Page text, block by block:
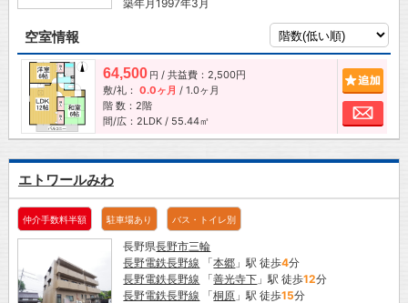
築年月1997年3月
空室情報
64,500 円 / 共益費：2,500円
敷/礼： 0.0ヶ月 / 1.0ヶ月
階 数：2階
間/広：2LDK / 55.44㎡
お
エトワールみわ
仲介手数料半額 駐車場あり バス・トイレ別
長野県長野市三輪
長野電鉄長野線 「本郷 」駅 徒歩4分
長野電鉄長野線 「善光寺下 」駅 徒歩12分
長野電鉄長野線 「桐原 」駅 徒歩15分